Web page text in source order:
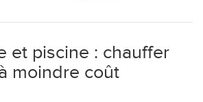
et piscine : chauffer
moindre coût